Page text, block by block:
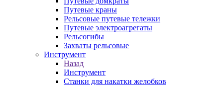
Путевые краны
Рельсовые путевые тележки
Путевые электроагрегаты
Рельсогибы
Захваты рельсовые
Инструмент
Назад
Инструмент
Станки для накатки желобков